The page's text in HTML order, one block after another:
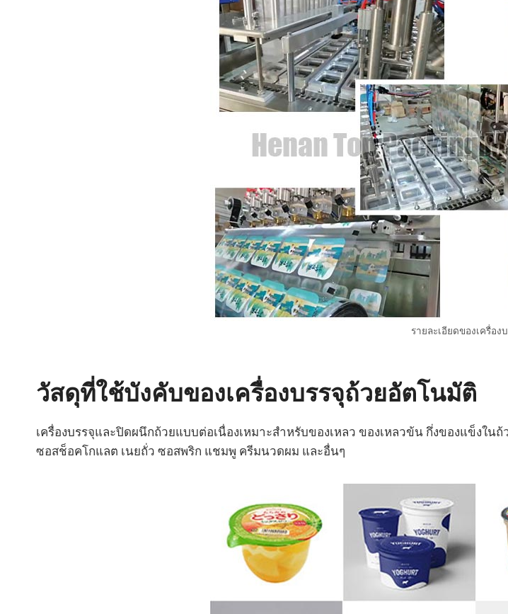
รายละเอียดของเครื่อง
วัสดุที่ใช้บังคับของเครื่องบรรจุถ้วยอัตโนมัติ
เครื่องบรรจุและปิดผนึกถ้วยแบบต่อเนื่องเหมาะสำหรับของเหลว ของเหลวข้น กึ่งของแข็งใน
ซอสช็อคโกแลต เนยถั่ว ซอสพริก แชมพู ครีมนวดผม และอื่นๆ